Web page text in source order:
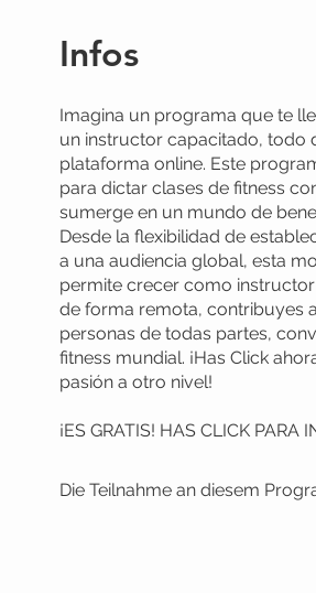
Infos
Imagina un programa que te
un instructor capacitado, todo
plataforma online. Este
para dictar clases de fitness
sumerge en un mundo de
Desde la flexibilidad de
a una audiencia global, esta
permite crecer como
de forma remota, contribuyes
personas de todas partes,
fitness mundial. ¡Has Click
pasión a otro nivel!
¡ES GRATIS! HAS CLICK PARA
Die Teilnahme an diesem